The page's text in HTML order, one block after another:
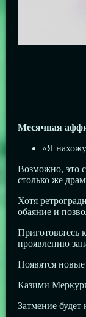
Месячная
«Я
Возможно, это
столько же
Хотя
обаяние и
Приготовьтесь
проявлению
Появятся новые
Казими
Затмение